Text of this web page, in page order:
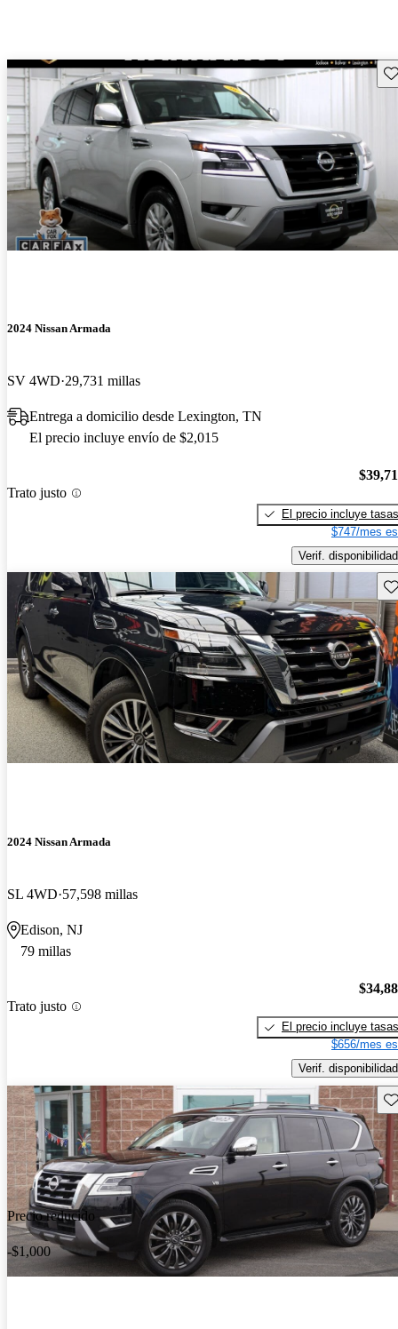
2024 Nissan Armada
SV 4WD 29,731 millas
Entrega a domicilio desde Lexington, TN
El precio incluye envío de $2,015
Trato justo
El precio incluye tasas
$747/mes
Verif. disponibilidad
2024 Nissan Armada
SL 4WD 57,598 millas
Edison, NJ
79 millas
Trato justo
El precio incluye tasas
$656/mes
Verif. disponibilidad
Precio reducido
-$1,000